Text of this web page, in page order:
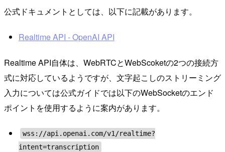
公式ドキュメントとしては、以下に記載があります。
Realtime API - OpenAI API
Realtime API自体は、WebRTCとWebScoketの2つの接続方
式に対応しているようですが、文字起こしのストリーミング
入力については公式ガイドでは以下のWebSocketのエンド
ポイントを使用するように案内があります。
wss://api.openai.com/v1/realtime?
intent=transcription